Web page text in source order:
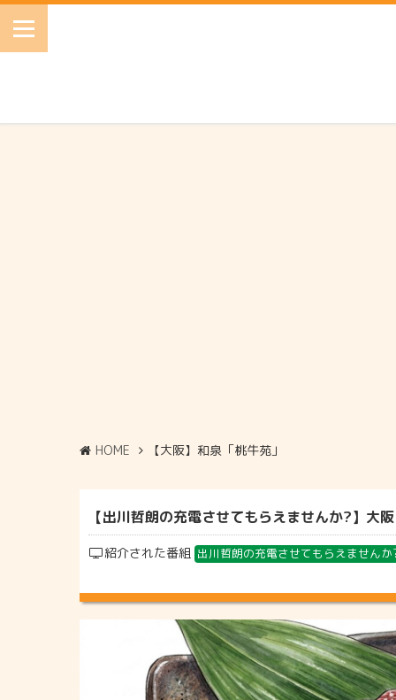
HOME 【大阪】和泉「桃牛苑」
【出川哲朗の充電させてもらえませんか?】
紹介された番組 出川哲朗の充電させてもらえませんか